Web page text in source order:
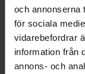
och annonserna
för sociala
vidarebefordrar
information från
annons- och
Inga recensioner